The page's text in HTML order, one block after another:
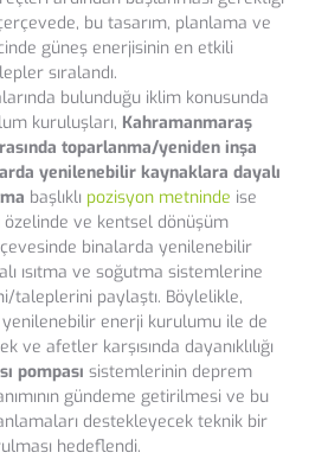
bu tasarım, planlama ve
güneş enerjisinin en etkili
sıralandı.
bulunduğu iklim konusunda
kuruluşları, Kahramanmaraş
toparlanma/yeniden inşa
yenilenebilir kaynaklara dayalı
başlıklı pozisyon metninde ise
ve kentsel dönüşüm
binalarda yenilenebilir
ısıtma ve soğutma sistemlerine
taleplerini paylaştı. Böylelikle,
yenilenebilir enerji kurulumu ile de
ve afetler karşısında dayanıklılığı
pompası sistemlerinin deprem
gündeme getirilmesi ve bu
destekleyecek teknik bir
hedeflendi.